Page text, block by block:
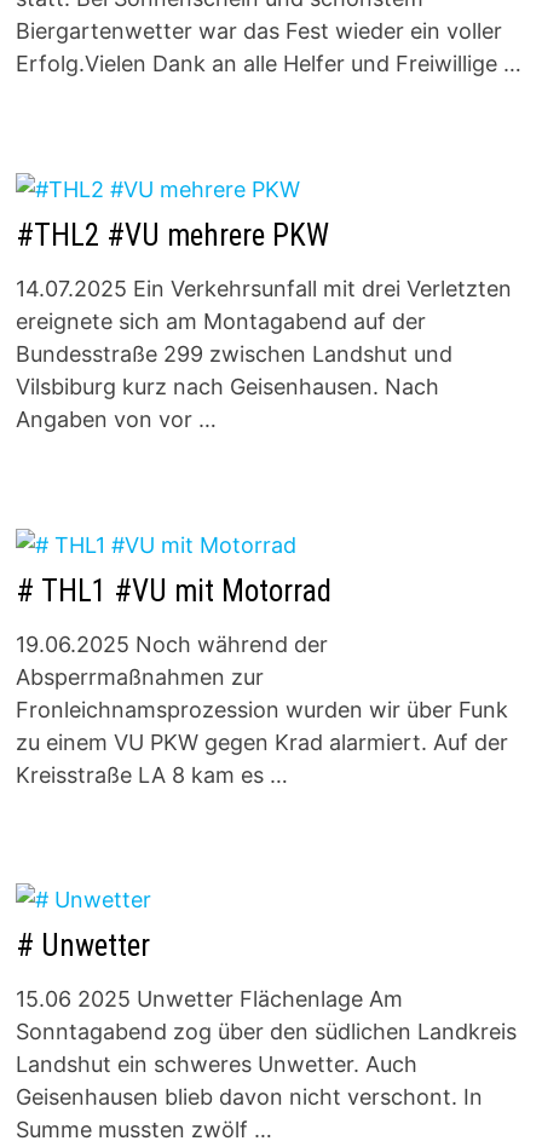
Biergartenwetter war das Fest wieder ein voller
Erfolg.Vielen Dank an alle Helfer und Freiwillige …
#THL2 #VU mehrere PKW
14.07.2025 Ein Verkehrsunfall mit drei Verletzten
ereignete sich am Montagabend auf der
Bundesstraße 299 zwischen Landshut und
Vilsbiburg kurz nach Geisenhausen. Nach
Angaben von vor …
# THL1 #VU mit Motorrad
19.06.2025 Noch während der
Absperrmaßnahmen zur
Fronleichnamsprozession wurden wir über Funk
zu einem VU PKW gegen Krad alarmiert. Auf der
Kreisstraße LA 8 kam es …
# Unwetter
15.06 2025 Unwetter Flächenlage Am
Sonntagabend zog über den südlichen Landkreis
Landshut ein schweres Unwetter. Auch
Geisenhausen blieb davon nicht verschont. In
Summe mussten zwölf …